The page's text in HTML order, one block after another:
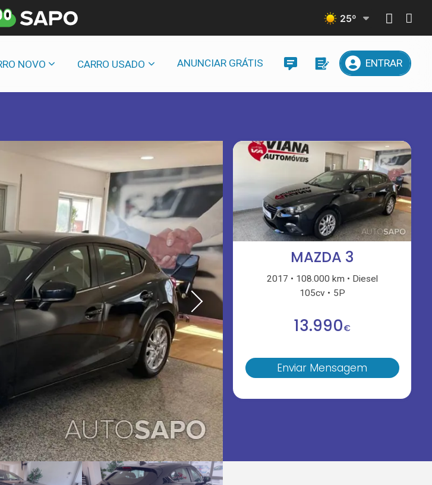
25º
NOVO CARRO USADO ANUNCIAR GRÁTIS ENTRAR
MAZDA 3
2017 108.000 km
Diesel
105cv
5P
13.990€
Enviar Mensagem